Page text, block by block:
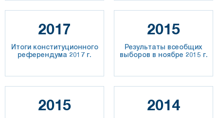
2017
Итоги конституционного
референдума 2017 г.
2015
Результаты всеобщих
выборов в ноябре 2015 г.
2015 2014